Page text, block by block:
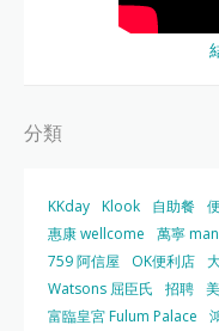
分類
KKday Klook 自助餐
惠康 wellcome
萬寧
759 阿信屋
OK便利店
Watsons 屈臣氏
招聘
富臨皇宮 Fulum Palace